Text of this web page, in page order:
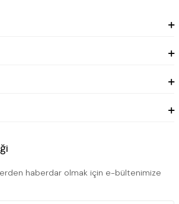
haberdar olmak için e-bültenimize